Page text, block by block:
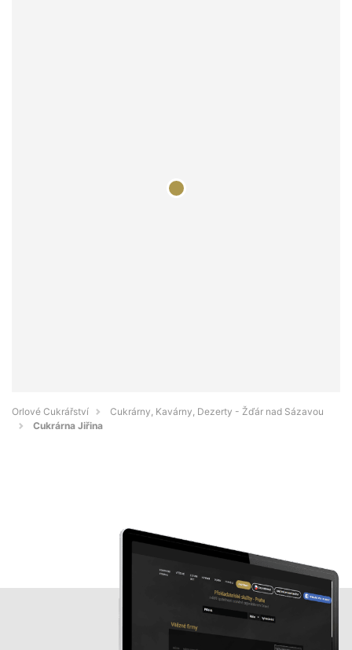
Orlové Cukrářství
Cukrárny, Kavárny, Dezerty - Žďár nad Sázavou
Cukrárna Jiřina